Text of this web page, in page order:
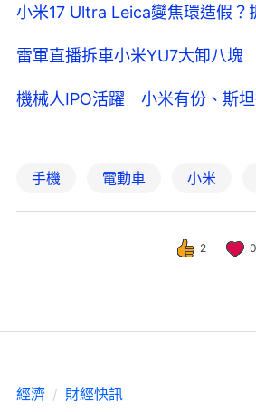
小米17 Ultra Leica變焦環造假
雷軍直播拆車小米YU7大卸八
機械人IPO活躍 小米有份、斯
手機 電動車 小米
2 0
經濟 財經快訊